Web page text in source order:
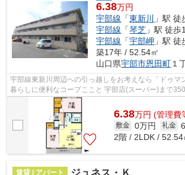
6.38万円
宇部線 「東新川
」駅 徒
宇部線 「琴芝 」駅 徒歩
宇部線 「宇部岬 」駅 徒
築17年 / 52.54㎡
山口県宇部市恩田町 １
宇部線東新川周辺への引っ越しをお考えなら「ドゥマ
暮らしに便利なコープここと 宇部店(スーパー)まで
の新しい暮らし。宇部市エリアや宇部...
6.38万円 (管理費
敷金 0万円 礼金
2階 / 2LDK / 52.54
賃貸 | アパート